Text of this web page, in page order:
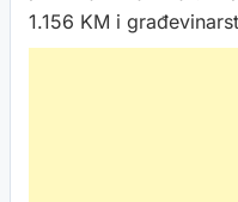
1.156 KM i